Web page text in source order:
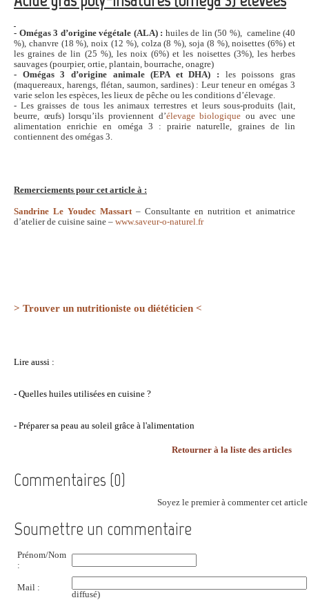
- Omégas 3 d’origine végétale (ALA) : huiles de lin (50 %), cameline (40
%), chanvre (18 %), noix (12 %), colza (8 %), soja (8 %), noisettes (6%) et
les graines de lin (25 %), les noix (6%) et les noisettes (3%), les herbes
sauvages (pourpier, ortie, plantain, bourrache, onagre)
- Omégas 3 d’origine animale (EPA et DHA) : les poissons gras
(maquereaux, harengs, flétan, saumon, sardines) : Leur teneur en omégas 3
varie selon les espèces, les lieux de pêche ou les conditions d’élevage.
- Les graisses de tous les animaux terrestres et leurs sous-produits (lait,
beurre, œufs) lorsqu’ils proviennent d’élevage biologique ou avec une
alimentation enrichie en oméga 3 : prairie naturelle, graines de lin
contiennent des omégas 3.
Remerciements pour cet article à :
Sandrine Le Youdec Massart – Consultante en nutrition et animatrice
d’atelier de cuisine saine – www.saveur-o-naturel.fr
> Trouver un nutritioniste ou diététicien <
Lire aussi :
- Quelles huiles utilisées en cuisine ?
- Préparer sa peau au soleil grâce à l'alimentation
Retourner à la liste des articles
Commentaires (0)
Soyez le premier à commenter cet article
Soumettre un commentaire
Prénom/Nom
:
Mail :
diffusé)